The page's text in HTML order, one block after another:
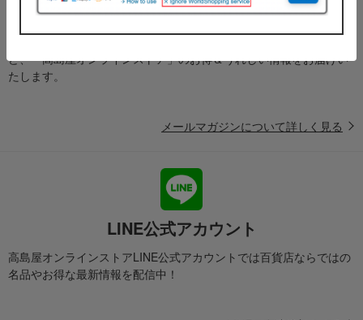
メールマガジン
ど、「高島屋オンラインストア」のお得＆うれしい情報をお届けい
たします。
メールマガジンについて詳しく見る
LINE公式アカウント
高島屋オンラインストアLINE公式アカウントでは百貨店ならではの
名品やお得な最新情報を配信中！